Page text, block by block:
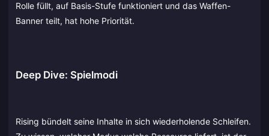
Rolle füllt, auf Basis-Stufe funktioniert und das Waffen-
Banner teilt, hat hohe Priorität.
Deep Dive: Spielmodi
Rising bündelt seine Inhalte in sich wiederholende Schleifen.